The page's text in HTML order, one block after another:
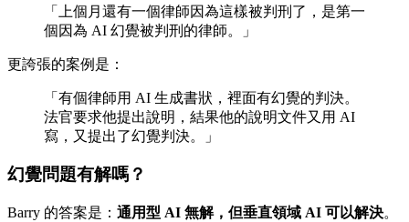
「上個月還有一個律師因為這樣被判刑了，是第一
個因為 AI 幻覺被判刑的律師。」
更誇張的案例是：
「有個律師用 AI 生成書狀，裡面有幻覺的判決。
法官要求他提出說明，結果他的說明文件又用 AI
寫，又提出了幻覺判決。」
幻覺問題有解嗎？
Barry 的答案是： 通用型 AI 無解，但垂直領域 AI 可以解決。